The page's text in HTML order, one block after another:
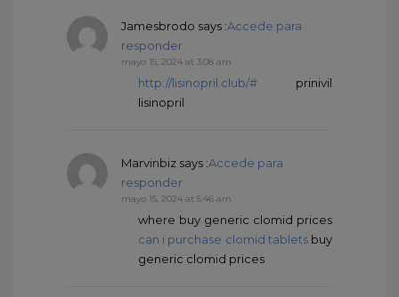
Jamesbrodo says :Accede para
responder
mayo 15, 2024 at 3:08 am
http://lisinopril.club/# prinivil
lisinopril
Marvinbiz says :Accede para
responder
mayo 15, 2024 at 5:46 am
where buy generic clomid prices
can i purchase clomid tabletsbuy
generic clomid prices